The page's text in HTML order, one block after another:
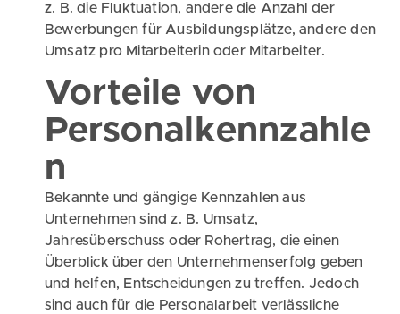
z. B. die Fluktuation, andere die Anzahl der
Bewerbungen für Ausbildungsplätze, andere den
Umsatz pro Mitarbeiterin oder Mitarbeiter.
Vorteile von
Personalkennzahle
n
Bekannte und gängige Kennzahlen aus
Unternehmen sind z. B. Umsatz,
Jahresüberschuss oder Rohertrag, die einen
Überblick über den Unternehmenserfolg geben
und helfen, Entscheidungen zu treffen. Jedoch
sind auch für die Personalarbeit verlässliche